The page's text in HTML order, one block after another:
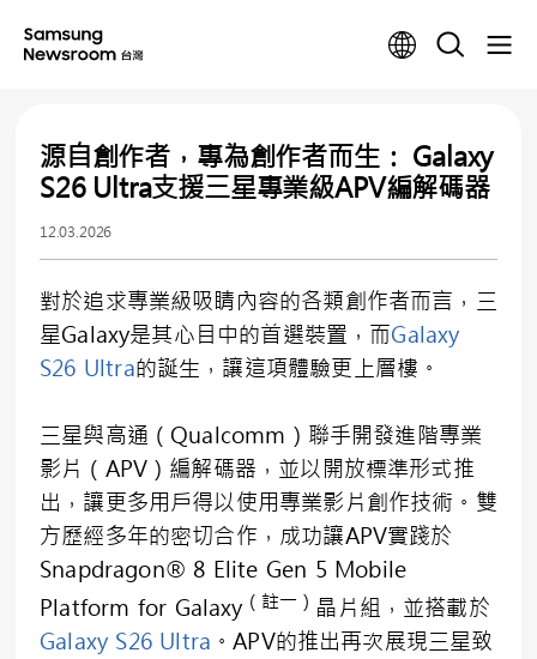
源自創作者，專為創作者而生： Galaxy
S26 Ultra支援三星專業級APV編解碼器
12.03.2026
對於追求專業級吸睛內容的各類創作者而言，三
星Galaxy是其心目中的首選裝置，而Galaxy
S26 Ultra的誕生，讓這項體驗更上層樓。
三星與高通（Qualcomm）聯手開發進階專業
影片（APV）編解碼器，並以開放標準形式推
出，讓更多用戶得以使用專業影片創作技術。雙
方歷經多年的密切合作，成功讓APV實踐於
Snapdragon® 8 Elite Gen 5 Mobile
Platform for Galaxy （註一） 晶片組，並搭載於
Galaxy S26 Ultra 。APV的推出再次展現三星致